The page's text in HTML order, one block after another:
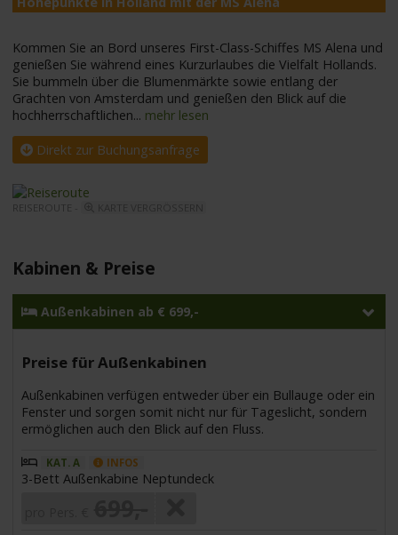
Kommen Sie an Bord unseres First-Class-Schiffes MS Alena und
genießen Sie während eines Kurzurlaubes die Vielfalt Hollands.
Sie bummeln über die Blumenmärkte sowie entlang der
Grachten von Amsterdam und genießen den Blick auf die
hochherrschaftlichen... mehr lesen
Direkt zur Buchungsanfrage
REISEROUTE -
Kabinen & Preise
Außenkabinen ab € 699,-
Preise für Außenkabinen
Außenkabinen verfügen entweder über ein Bullauge oder ein
Fenster und sorgen somit nicht nur für Tageslicht, sondern
ermöglichen auch den Blick auf den Fluss.
KAT. A INFOS
3-Bett Außenkabine Neptundeck